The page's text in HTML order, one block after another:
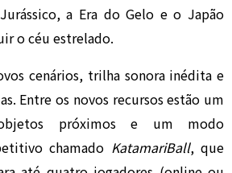
a Era do Gelo e o Japão
o céu estrelado.
cenários, trilha sonora inédita e
Entre os novos recursos estão um
próximos e um modo
chamado KatamariBall, que